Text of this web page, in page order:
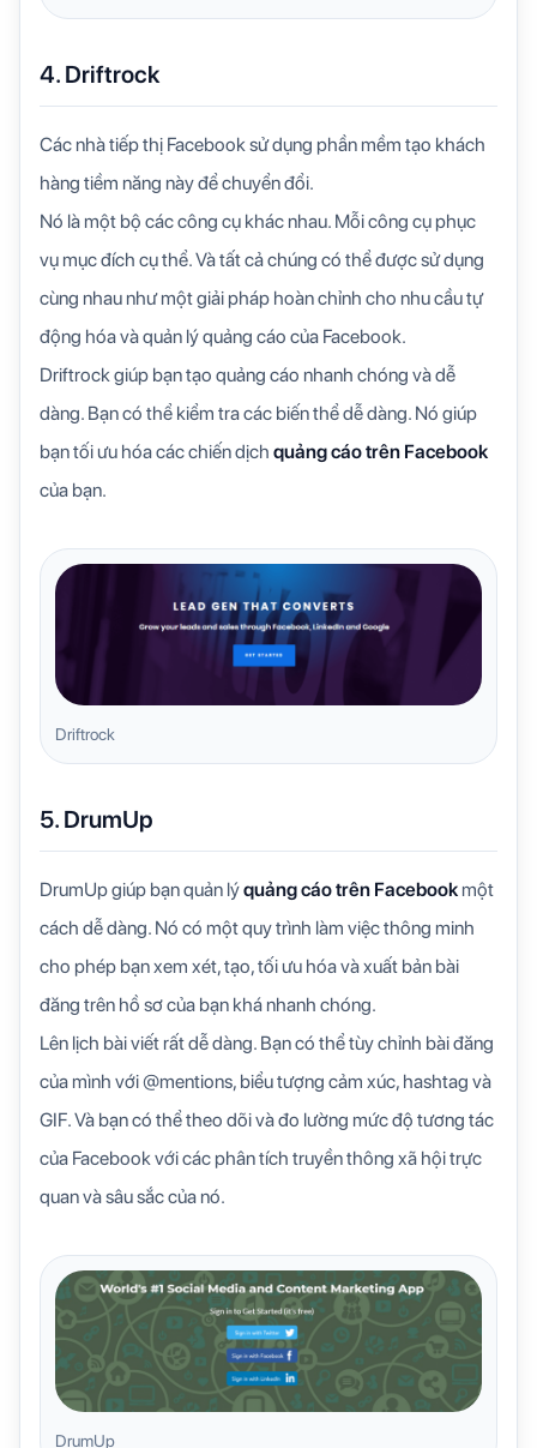
4. Driftrock
Các nhà tiếp thị Facebook sử dụng phần mềm tạo khách
hàng tiềm năng này để chuyển đổi.
Nó là một bộ các công cụ khác nhau. Mỗi công cụ phục
vụ mục đích cụ thể. Và tất cả chúng có thể được sử dụng
cùng nhau như một giải pháp hoàn chỉnh cho nhu cầu tự
động hóa và quản lý quảng cáo của Facebook.
Driftrock giúp bạn tạo quảng cáo nhanh chóng và dễ
dàng. Bạn có thể kiểm tra các biến thể dễ dàng. Nó giúp
bạn tối ưu hóa các chiến dịch quảng cáo trên Facebook
của bạn.
Driftrock
5. DrumUp
DrumUp giúp bạn quản lýquảng cáo trên Facebook một
cách dễ dàng. Nó có một quy trình làm việc thông minh
cho phép bạn xem xét, tạo, tối ưu hóa và xuất bản bài
đăng trên hồ sơ của bạn khá nhanh chóng.
Lên lịch bài viết rất dễ dàng. Bạn có thể tùy chỉnh bài đăng
của mình với @mentions, biểu tượng cảm xúc, hashtag và
GIF. Và bạn có thể theo dõi và đo lường mức độ tương tác
của Facebook với các phân tích truyền thông xã hội trực
quan và sâu sắc của nó.
DrumUp